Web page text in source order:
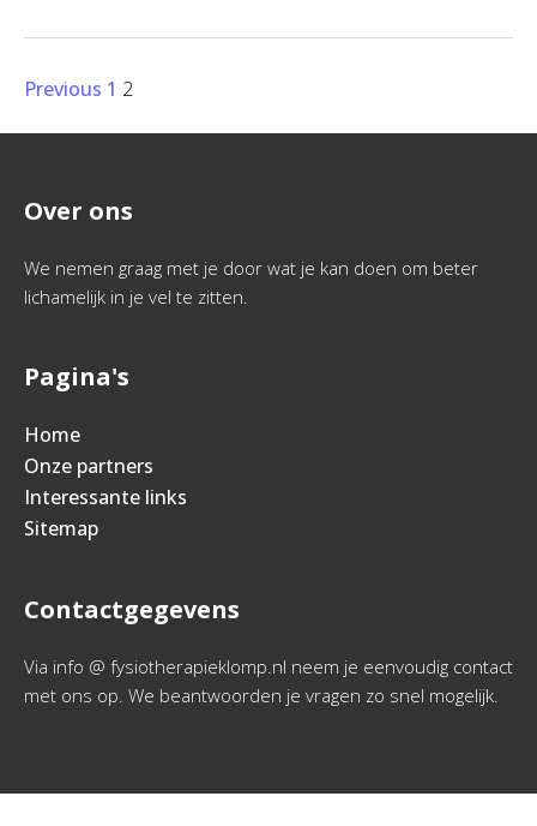
Previous 1 2
Over ons
We nemen graag met je door wat je kan doen om beter
lichamelijk in je vel te zitten.
Pagina's
Home
Onze partners
Interessante links
Sitemap
Contactgegevens
Via info @ fysiotherapieklomp.nl neem je eenvoudig contact
met ons op. We beantwoorden je vragen zo snel mogelijk.